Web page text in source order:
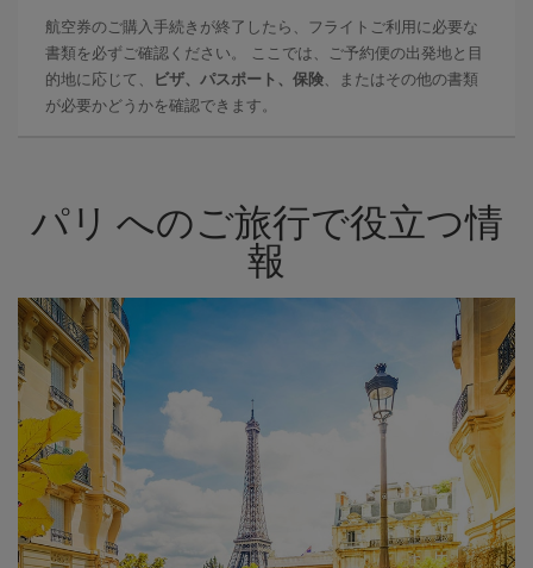
航空券のご購入手続きが終了したら、フライトご利用に必要な
書類を必ずご確認ください。 ここでは、ご予約便の出発地と目
的地に応じて、
ビザ、パスポート、保険、またはその他の書類
が必要かどうかを確認できます。
パリ へのご旅行で役立つ情
報